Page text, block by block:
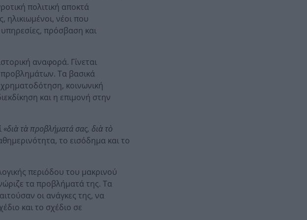
πολιτική αποκτά
ηλικιωμένοι, νέοι που
πρόσβαση και
αναφορά. Γίνεται
προβλημάτων. Τα βασικά
κοινωνική
και η επιμονή στην
«διὰ τὰ προβλήματά σας, διὰ τὸ
το εισόδημα και το
περιόδου του μακρινού
τα προβλήματά της. Τα
οι ανάγκες της, να
και το σχέδιο σε